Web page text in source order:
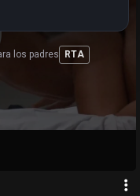
los padres RTA